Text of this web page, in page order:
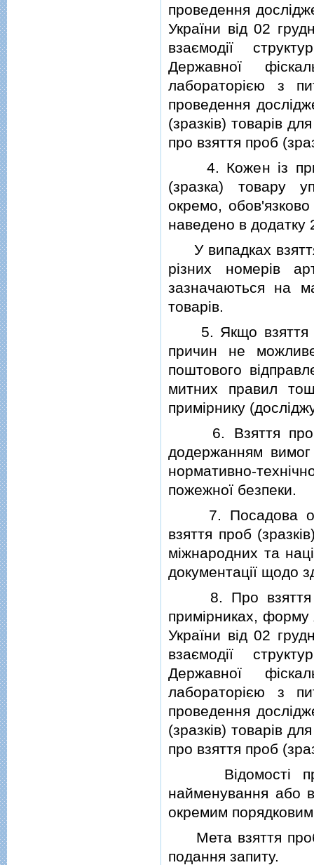
проведення
України вiд 02
взаємодiї
Державної
лабораторiєю з
проведення
(зразкiв) товарiв
про взяття проб
4. Кожен iз
(зразка) товару
окремо,
наведено в додатку
У випадках
рiзних номерiв
зазначаються на
товарiв.
5. Якщо взяття
причин не
поштового
митних правил
примiрнику
6. Взяття проб
додержанням
нормативно-
пожежної безпеки.
7. Посадова
взяття проб
мiжнародних та
документацiї щодо
8. Про взяття
примiрниках, форму
України вiд 02
взаємодiї
Державної
лабораторiєю з
проведення
(зразкiв) товарiв
про взяття проб
Вiдомостi про
найменування або
окремим
Мета взяття проб
подання запиту.